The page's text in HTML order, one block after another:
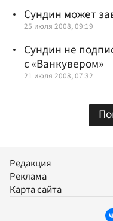
Сундин может
25 июля 2008, 09:19
Сундин не
с «Ванкувером»
21 июля 2008, 07:32
Редакция
Реклама
Карта сайта